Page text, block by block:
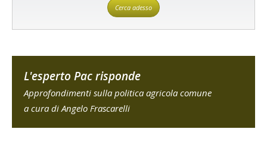
Cerca adesso
L'esperto Pac risponde
Approfondimenti sulla politica agricola comune
a cura di Angelo Frascarelli